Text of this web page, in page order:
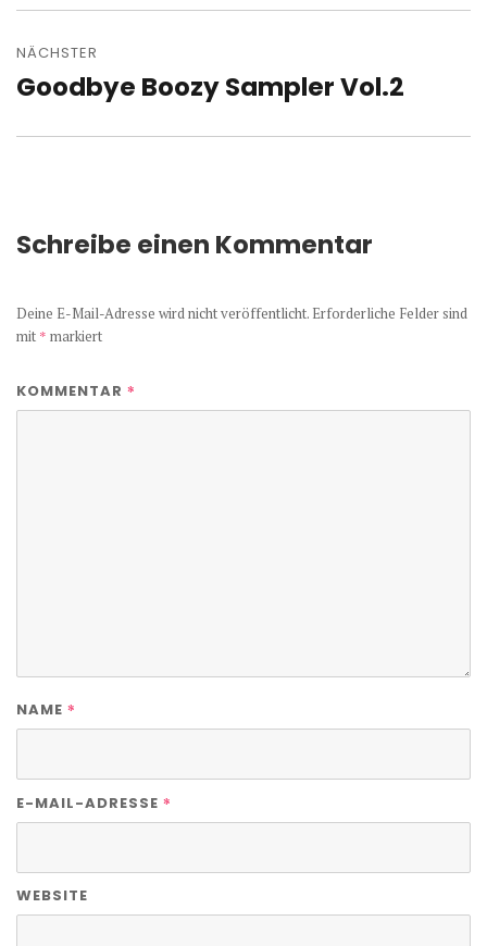
NÄCHSTER
Nächster
Goodbye Boozy Sampler Vol.2
Schreibe einen Kommentar
Deine E-Mail-Adresse wird nicht veröffentlicht. Erforderliche Felder sind
mit * markiert
KOMMENTAR *
NAME *
E-MAIL-ADRESSE *
WEBSITE